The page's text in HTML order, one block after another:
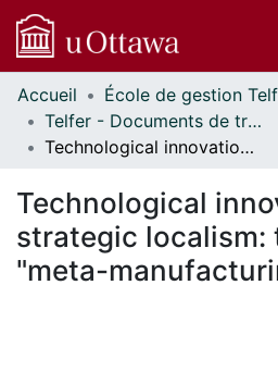
Communautés
et collections
Parcourir
À propos
Accueil
Telfer - Documents de travail // Telfer - Working Papers
Technological innovation and strategic localism: towards a "meta-manufacturing entity"?
Technological
strategic localism:
"meta-